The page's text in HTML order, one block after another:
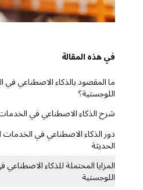
في هذه المقالة
ما المقصود بالذكاء الاصطناعي في
اللوجستية؟
شرح الذكاء الاصطناعي في
دور الذكاء الاصطناعي في الخدمات
الحديثة
المزايا المحتملة للذكاء
اللوجستية